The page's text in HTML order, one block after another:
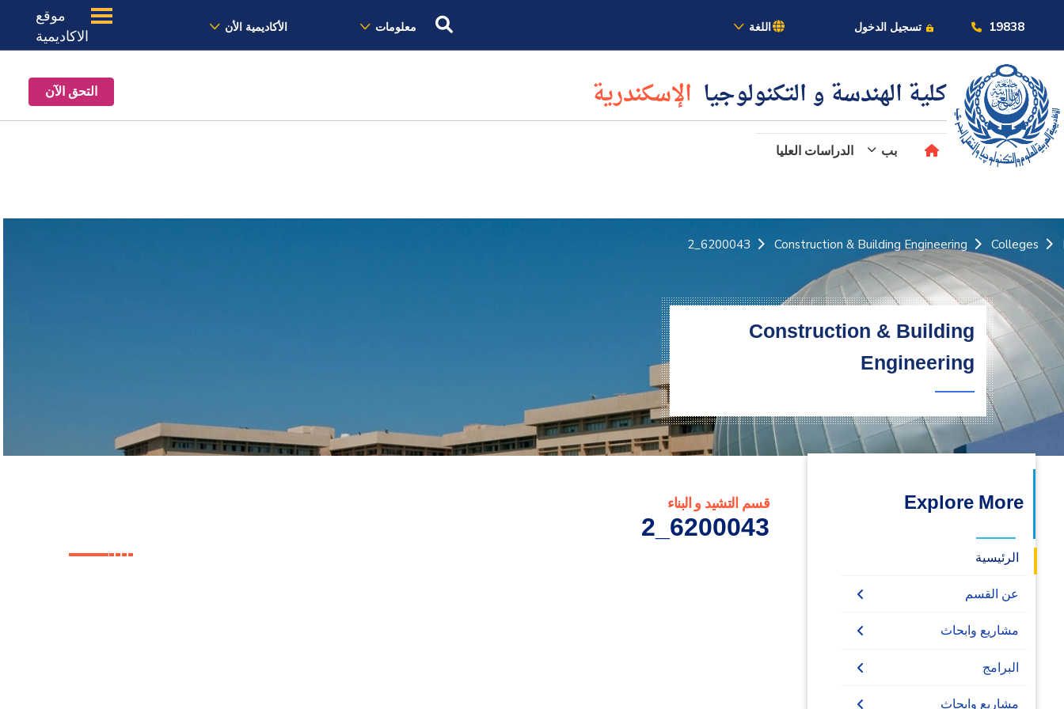
19838 تسجيل الدخول اللغة معلومات الأكاديمية الأن
موقع
الاكاديمية
النقل البحري
القبول والتسجيل
الدراسات الأكاديمية
البحث العلمي
التدريب والخدمة المجتمعية
الإستشارات
بالأكاديمية الأخبار معنا الموقع
كلية الهندسة و التكنولوجيا الإسكندرية التحق الآن
بب الدراسات العليا
Colleges
Construction & Building Engineering
6200043_2
Construction & Building
Engineering
Explore More
الرئيسية
عن القسم
مشاريع وابحاث
خدمة المجتمع
المشاريع الممولة
البرامج
Undergraduate
مشاريع وابحاث
قسم التشيد و البناء
6200043_2